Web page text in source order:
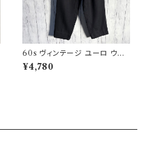
60s ヴィンテージ ユーロ ウー
ルパンツ スラックス ビンテージ
32
¥4,780